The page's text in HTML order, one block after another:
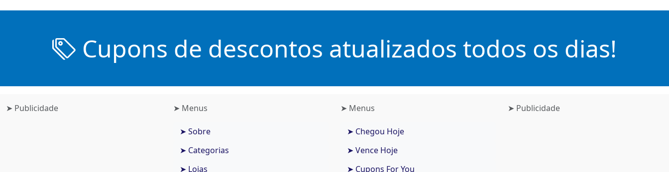
Cupons de descontos atualizados todos os dias!
➤ Publicidade ➤ Menus
➤ Sobre
➤ Categorias
➤ Lojas
➤ Menus
➤ Chegou Hoje
➤ Vence Hoje
➤ Cupons For You
➤ Publicidade